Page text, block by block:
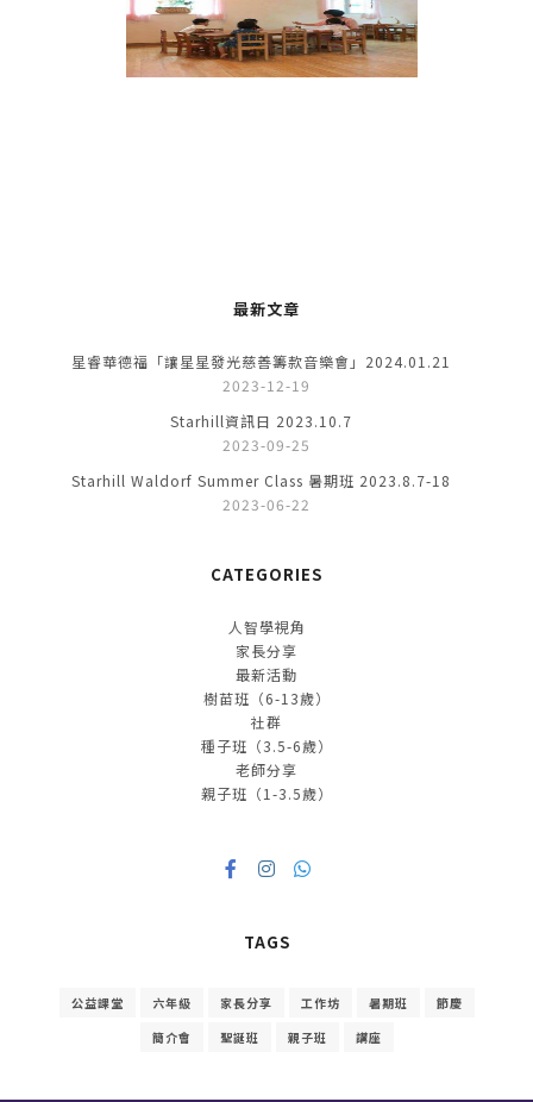
最新文章
星睿華德福「讓星星發光慈善籌款音樂會」2024.01.21
2023-12-19
Starhill資訊日 2023.10.7
2023-09-25
Starhill Waldorf Summer Class 暑期班 2023.8.7-18
2023-06-22
CATEGORIES
人智學視角
家長分享
最新活動
樹苗班（6-13歲）
社群
種子班（3.5-6歲）
老師分享
親子班（1-3.5歲）
TAGS
公益課堂 六年級 家長分享 工作坊 暑期班
節慶
簡介會
聖誕班 親子班 講座